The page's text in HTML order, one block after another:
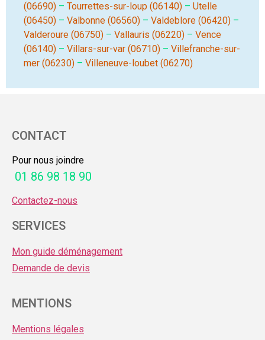
(06690) – Tourrettes-sur-loup (06140) – Utelle
(06450) – Valbonne (06560) – Valdeblore (06420) –
Valderoure (06750) – Vallauris (06220) – Vence
(06140) – Villars-sur-var (06710) – Villefranche-sur-
mer (06230) – Villeneuve-loubet (06270)
CONTACT
Pour nous joindre
01 86 98 18 90
Contactez-nous
SERVICES
Mon guide déménagement
Demande de devis
MENTIONS
Mentions légales